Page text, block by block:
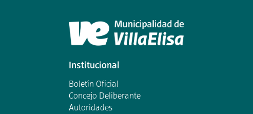
Institucional
Boletín Oficial
Concejo Deliberante
Autoridades